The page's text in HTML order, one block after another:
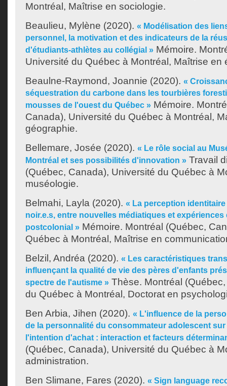
Montréal, Maîtrise en sociologie.
Beaulieu, Mylène (2020). « Modélisation des
personnel, la motivation et des indicateurs de la
d'étudiants-athlètes au collégial » Mémoire.
Université du Québec à Montréal, Maîtrise en
Beaulne-Raymond, Joannie (2020). «
séquestration du carbone dans les tourbières
mousses de l'ouest du Québec » Mémoire.
Canada), Université du Québec à Montréal,
géographie.
Bellemare, Josée (2020). « Le rôle social au
Montréal et ses possibilités d'innovation » Travail
(Québec, Canada), Université du Québec à
muséologie.
Belmahi, Layla (2020). « La perception
noir.e.s, entre nouvelles médiatiques et expériences
postcolonial » Mémoire. Montréal (Québec,
Québec à Montréal, Maîtrise en
Belzil, Andréa (2020). « Les caractéristiques
influençant la qualité de vie des pères d'enfants
spectre de l'autisme » Thèse. Montréal
du Québec à Montréal, Doctorat en
Ben Arbia, Jihen (2020). « L'influence de la
de la personnalité du consommateur adolescent
l'intention d'achat : interaction et facteurs
(Québec, Canada), Université du Québec à
administration.
Ben Slimane, Fares (2020). « Sign language